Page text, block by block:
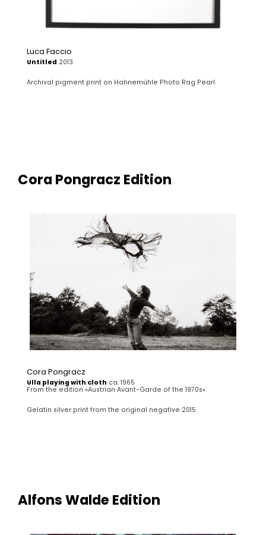
Luca Faccio
Untitled 2013
Archival pigment print on Hahnemühle Photo Rag Pearl
Cora Pongracz Edition
Cora Pongracz
Ulla playing with cloth ca. 1965
From the edition »Austrian Avant-Garde of the 1970s«
Gelatin silver print from the original negative 2015
Alfons Walde Edition